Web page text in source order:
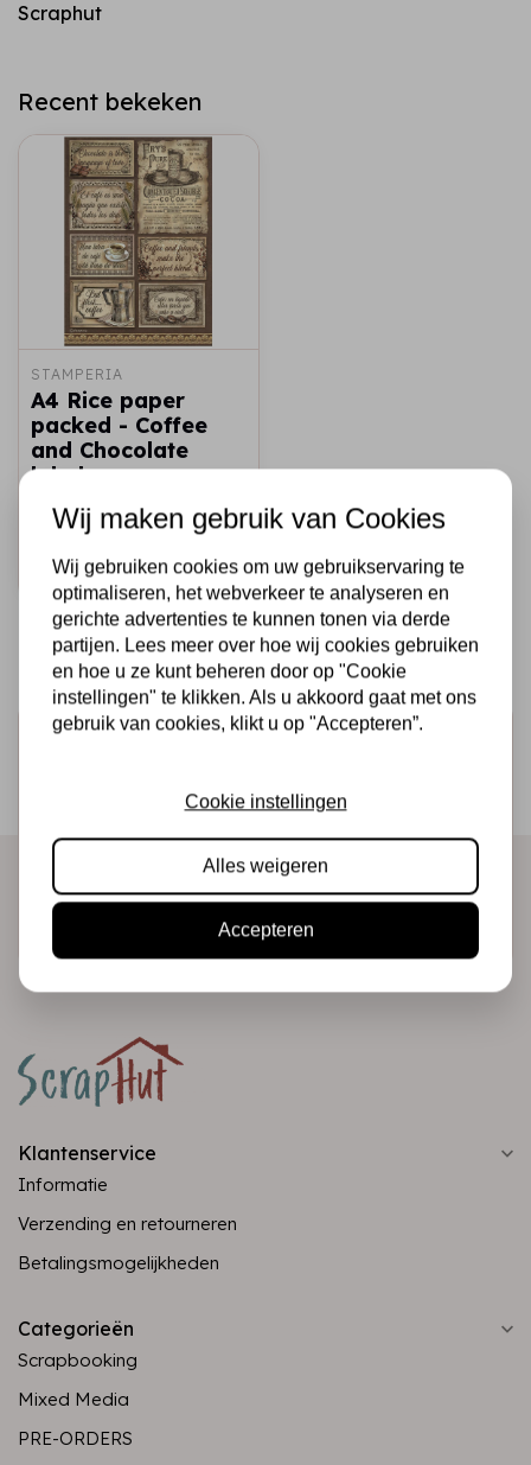
Scraphut
Recent bekeken
STAMPERIA
A4 Rice paper
packed - Coffee
and Chocolate
labels
€2,25 Op voorraad
Snel toevoegen
Schrijf je in voor de nieuwsbrief
direct in je mailbox!
Klantenservice
Informatie
Verzending en retourneren
Betalingsmogelijkheden
Categorieën
Scrapbooking
Mixed Media
PRE-ORDERS
Wij maken gebruik van Cookies
Wij gebruiken cookies om uw gebruikservaring te
optimaliseren, het webverkeer te analyseren en
gerichte advertenties te kunnen tonen via derde
partijen. Lees meer over hoe wij cookies gebruiken
en hoe u ze kunt beheren door op "Cookie
instellingen" te klikken. Als u akkoord gaat met ons
gebruik van cookies, klikt u op "Accepteren”.
Cookie instellingen
Alles weigeren
Accepteren